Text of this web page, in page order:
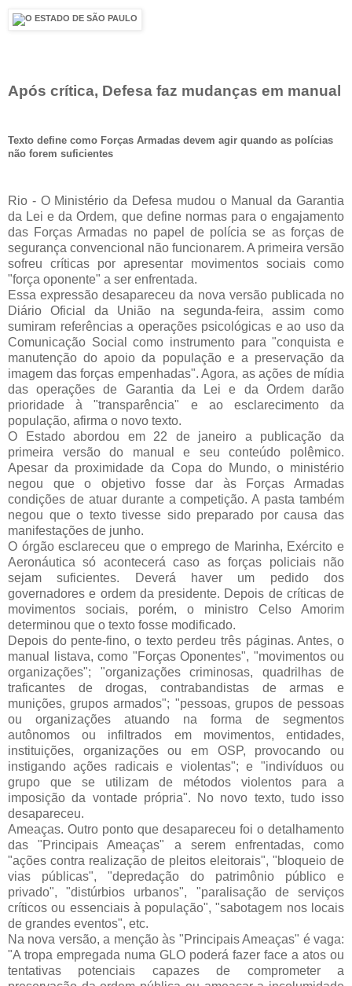
Após crítica, Defesa faz mudanças em manual
Texto define como Forças Armadas devem agir quando as polícias
não forem suficientes
Rio - O Ministério da Defesa mudou o Manual da Garantia
da Lei e da Ordem, que define normas para o engajamento
das Forças Armadas no papel de polícia se as forças de
segurança convencional não funcionarem. A primeira versão
sofreu críticas por apresentar movimentos sociais como
"força oponente" a ser enfrentada.
Essa expressão desapareceu da nova versão publicada no
Diário Oficial da União na segunda-feira, assim como
sumiram referências a operações psicológicas e ao uso da
Comunicação Social como instrumento para "conquista e
manutenção do apoio da população e a preservação da
imagem das forças empenhadas". Agora, as ações de mídia
das operações de Garantia da Lei e da Ordem darão
prioridade à "transparência" e ao esclarecimento da
população, afirma o novo texto.
O Estado abordou em 22 de janeiro a publicação da
primeira versão do manual e seu conteúdo polêmico.
Apesar da proximidade da Copa do Mundo, o ministério
negou que o objetivo fosse dar às Forças Armadas
condições de atuar durante a competição. A pasta também
negou que o texto tivesse sido preparado por causa das
manifestações de junho.
O órgão esclareceu que o emprego de Marinha, Exército e
Aeronáutica só acontecerá caso as forças policiais não
sejam suficientes. Deverá haver um pedido dos
governadores e ordem da presidente. Depois de críticas de
movimentos sociais, porém, o ministro Celso Amorim
determinou que o texto fosse modificado.
Depois do pente-fino, o texto perdeu três páginas. Antes, o
manual listava, como "Forças Oponentes", "movimentos ou
organizações"; "organizações criminosas, quadrilhas de
traficantes de drogas, contrabandistas de armas e
munições, grupos armados"; "pessoas, grupos de pessoas
ou organizações atuando na forma de segmentos
autônomos ou infiltrados em movimentos, entidades,
instituições, organizações ou em OSP, provocando ou
instigando ações radicais e violentas"; e "indivíduos ou
grupo que se utilizam de métodos violentos para a
imposição da vontade própria". No novo texto, tudo isso
desapareceu.
Ameaças. Outro ponto que desapareceu foi o detalhamento
das "Principais Ameaças" a serem enfrentadas, como
"ações contra realização de pleitos eleitorais", "bloqueio de
vias públicas", "depredação do patrimônio público e
privado", "distúrbios urbanos", "paralisação de serviços
críticos ou essenciais à população", "sabotagem nos locais
de grandes eventos", etc.
Na nova versão, a menção às "Principais Ameaças" é vaga:
"A tropa empregada numa GLO poderá fazer face a atos ou
tentativas potenciais capazes de comprometer a